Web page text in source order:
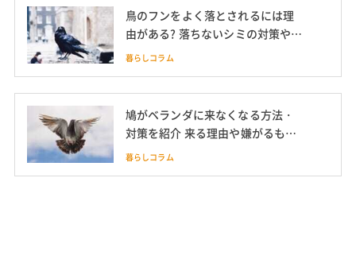
鳥のフンをよく落とされるには理
由がある? 落ちないシミの対策や予
防グッズも
暮らしコラム
鳩がベランダに来なくなる方法・
対策を紹介 来る理由や嫌がるもの
も解説
暮らしコラム